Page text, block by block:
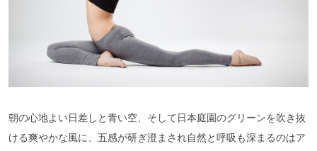
朝の心地よい日差しと青い空、そして日本庭園のグリーンを吹き抜
ける爽やかな風に、五感が研ぎ澄まされ自然と呼吸も深まるのはア